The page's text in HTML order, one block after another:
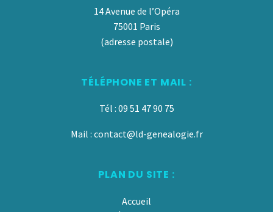
14 Avenue de l’Opéra
75001 Paris
(adresse postale)
TÉLÉPHONE ET MAIL :
Tél : 09 51 47 90 75
Mail : contact@ld-genealogie.fr
PLAN DU SITE :
Accueil